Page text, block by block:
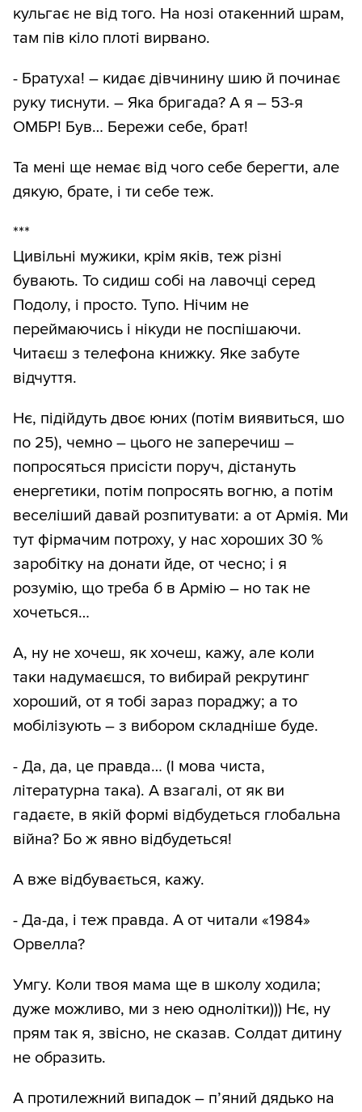
кульгає не від того. На нозі отакенний шрам,
там пів кіло плоті вирвано.
- Братуха! – кидає дівчинину шию й починає
руку тиснути. – Яка бригада? А я – 53-я
ОМБР! Був… Бережи себе, брат!
Та мені ще немає від чого себе берегти, але
дякую, брате, і ти себе теж.
***
Цивільні мужики, крім яків, теж різні
бувають. То сидиш собі на лавочці серед
Подолу, і просто. Тупо. Нічим не
переймаючись і нікуди не поспішаючи.
Читаєш з телефона книжку. Яке забуте
відчуття.
Нє, підійдуть двоє юних (потім виявиться, шо
по 25), чемно – цього не заперечиш –
попросяться присісти поруч, дістануть
енергетики, потім попросять вогню, а потім
веселіший давай розпитувати: а от Армія. Ми
тут фірмачим потроху, у нас хороших 30 %
заробітку на донати йде, от чесно; і я
розумію, що треба б в Армію – но так не
хочеться…
А, ну не хочеш, як хочеш, кажу, але коли
таки надумаєшся, то вибирай рекрутинг
хороший, от я тобі зараз пораджу; а то
мобілізують – з вибором складніше буде.
- Да, да, це правда… (І мова чиста,
літературна така). А взагалі, от як ви
гадаєте, в якій формі відбудеться глобальна
війна? Бо ж явно відбудеться!
А вже відбувається, кажу.
- Да-да, і теж правда. А от читали «1984»
Орвелла?
Умгу. Коли твоя мама ще в школу ходила;
дуже можливо, ми з нею однолітки))) Нє, ну
прям так я, звісно, не сказав. Солдат дитину
не образить.
А протилежний випадок – п’яний дядько на